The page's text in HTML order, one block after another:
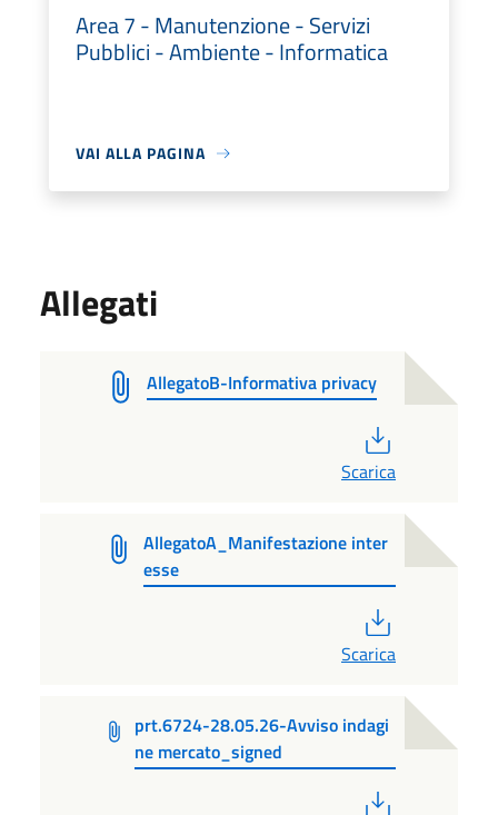
Area 7 - Manutenzione - Servizi
Pubblici - Ambiente - Informatica
VAI ALLA PAGINA
Allegati
AllegatoB-Informativa privacy
Scarica
AllegatoA_Manifestazione inter
esse
Scarica
prt.6724-28.05.26-Avviso indagi
ne mercato_signed